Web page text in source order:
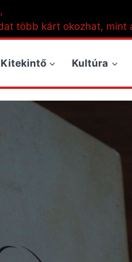
több kárt okozhat, mint
Kitekintő Kultúra